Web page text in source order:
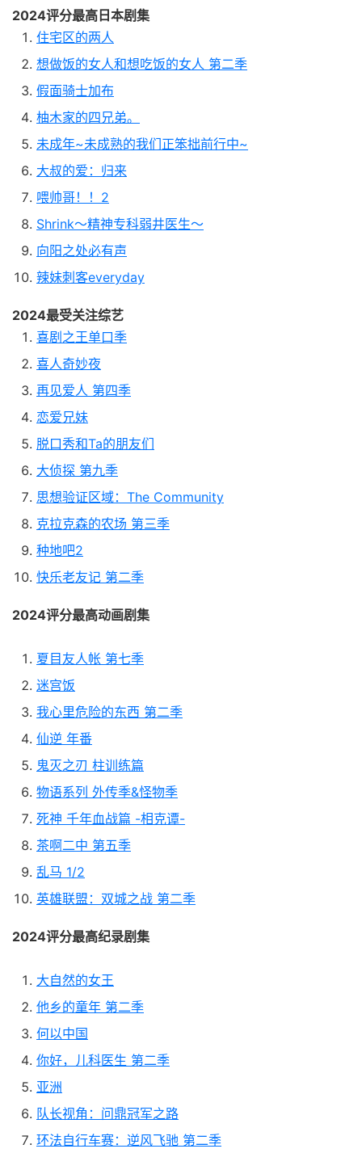
2024评分最高日本剧集
住宅区的两人
想做饭的女人和想吃饭的女人 第二季
假面骑士加布
柚木家的四兄弟。
未成年~未成熟的我们正笨拙前行中~
大叔的爱：归来
喂帅哥！！2
Shrink～精神专科弱井医生～
向阳之处必有声
辣妹刺客everyday
2024最受关注综艺
喜剧之王单口季
喜人奇妙夜
再见爱人 第四季
恋爱兄妹
脱口秀和Ta的朋友们
大侦探 第九季
思想验证区域：The Community
克拉克森的农场 第三季
种地吧2
快乐老友记 第二季
2024评分最高动画剧集
夏目友人帐 第七季
迷宫饭
我心里危险的东西 第二季
仙逆 年番
鬼灭之刃 柱训练篇
物语系列 外传季&怪物季
死神 千年血战篇 -相克谭-
茶啊二中 第五季
乱马 1/2
英雄联盟：双城之战 第二季
2024评分最高纪录剧集
大自然的女王
他乡的童年 第二季
何以中国
你好，儿科医生 第二季
亚洲
队长视角：问鼎冠军之路
环法自行车赛：逆风飞驰 第二季